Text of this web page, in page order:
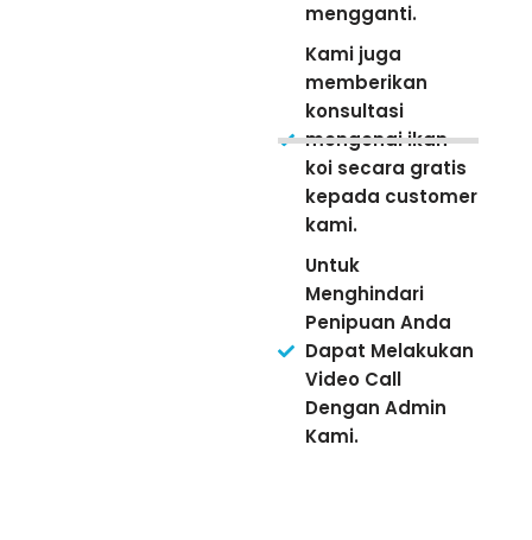
mengganti.
Kami juga
memberikan
konsultasi
mengenai ikan
koi secara gratis
kepada customer
kami.
Untuk
Menghindari
Penipuan Anda
Dapat Melakukan
Video Call
Dengan Admin
Kami.